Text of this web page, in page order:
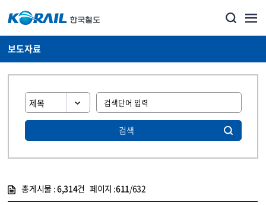
보도자료
검색
총게시물 :6,314건 페이지 :611/632